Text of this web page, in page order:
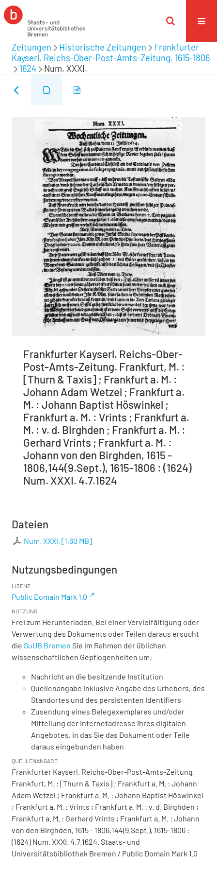
Zeitungen Historische Zeitungen
Frankfurter
Kayserl. Reichs-Ober-Post-Amts-Zeitung. 1615-1806
1624
Num. XXXI.
Frankfurter Kayserl. Reichs-Ober-
Post-Amts-Zeitung. Frankfurt, M. :
[Thurn & Taxis] ; Frankfurt a. M. :
Johann Adam Wetzel ; Frankfurt a.
M. : Johann Baptist Höswinkel ;
Frankfurt a. M. : Vrints ; Frankfurt a.
M. : v. d. Birghden ; Frankfurt a. M. :
Gerhard Vrints ; Frankfurt a. M. :
Johann von den Birghden, 1615 -
1806,144(9.Sept.), 1615-1806 : (1624)
Num. XXXI. 4.7.1624
Dateien
Num. XXXI. [1,60 MB]
Nutzungsbedingungen
LIZENZ
Public Domain Mark 1.0
NUTZUNG
Frei zum Herunterladen. Bei einer Vervielfältigung oder
Verwertung des Dokuments oder Teilen daraus ersucht
die SuUB Bremen Sie im Rahmen der üblichen
wissenschaftlichen Gepflogenheiten um:
Nachricht an die besitzende Institution
Quellenangabe inklusive Angabe des Urhebers, des
Standortes und des persistenten Identifiers
Zusendung eines Belegexemplares und/oder
Mitteilung der Internetadresse Ihres digitalen
Angebotes, in das Sie das Dokument oder Teile
daraus eingebunden haben
QUELLENANGABE
Frankfurter Kayserl. Reichs-Ober-Post-Amts-Zeitung.
Frankfurt, M. : [Thurn & Taxis] ; Frankfurt a. M. : Johann
Adam Wetzel ; Frankfurt a. M. : Johann Baptist Höswinkel
; Frankfurt a. M. : Vrints ; Frankfurt a. M. : v. d. Birghden ;
Frankfurt a. M. : Gerhard Vrints ; Frankfurt a. M. : Johann
von den Birghden, 1615 - 1806,144(9.Sept.), 1615-1806 :
(1624) Num. XXXI. 4.7.1624. Staats- und
Universitätsbibliothek Bremen / Public Domain Mark 1.0